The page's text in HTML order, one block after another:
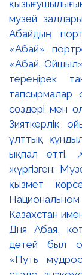
музей
Абайдың
«Абай»
«Абай.
тереңірек
тапсырмалар
сөздері мен
Зияткерлік
ұлттық
ықпал етті.
жүргізген:
қызмет
Казахстан
Дня Абая,
детей был
«Путь